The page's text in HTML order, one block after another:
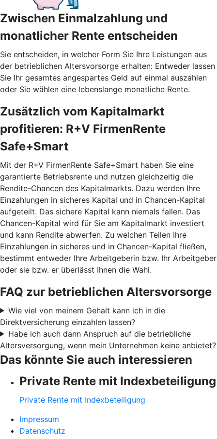
Zwischen Einmalzahlung und
monatlicher Rente entscheiden
Sie entscheiden, in welcher Form Sie Ihre Leistungen aus
der betrieblichen Altersvorsorge erhalten: Entweder lassen
Sie Ihr gesamtes angespartes Geld auf einmal auszahlen
oder Sie wählen eine lebenslange monatliche Rente.
Zusätzlich vom Kapitalmarkt
profitieren: R+V FirmenRente
Safe+Smart
Mit der R+V FirmenRente Safe+Smart haben Sie eine
garantierte Betriebsrente und nutzen gleichzeitig die
Rendite-Chancen des Kapitalmarkts. Dazu werden Ihre
Einzahlungen in sicheres Kapital und in Chancen-Kapital
aufgeteilt. Das sichere Kapital kann niemals fallen. Das
Chancen-Kapital wird für Sie am Kapitalmarkt investiert
und kann Rendite abwerfen. Zu welchen Teilen Ihre
Einzahlungen in sicheres und in Chancen-Kapital fließen,
bestimmt entweder Ihre Arbeitgeberin bzw. Ihr Arbeitgeber
oder sie bzw. er überlässt Ihnen die Wahl.
FAQ zur betrieblichen Altersvorsorge
Wie viel von meinem Gehalt kann ich in die
Direktversicherung einzahlen lassen?
Habe ich auch dann Anspruch auf die betriebliche
Altersversorgung, wenn mein Unternehmen keine anbietet?
Das könnte Sie auch interessieren
Private Rente mit Indexbeteiligung
Private Rente mit Indexbeteiligung
Impressum
Datenschutz